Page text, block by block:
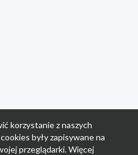
korzystanie z naszych
były zapisywane na
przeglądarki. Więcej